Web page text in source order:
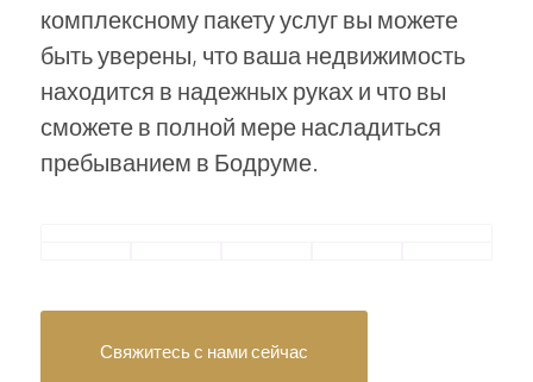
комплексному пакету услуг вы можете
быть уверены, что ваша недвижимость
находится в надежных руках и что вы
сможете в полной мере насладиться
пребыванием в Бодруме.
Свяжитесь с нами сейчас